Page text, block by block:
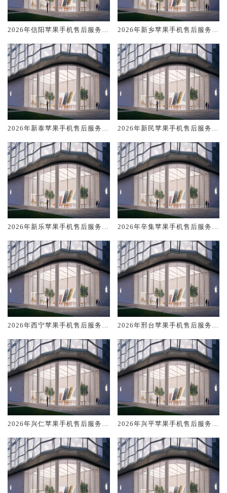
2026年信阳苹果手机售后服务维
排名对比知名
2026年新乡苹果手机售后服务维
排名对比知名
2026年新泰苹果手机售后服务维
排名对比知名
2026年新民苹果手机售后服务维
排名对比知名
2026年新乐苹果手机售后服务维
排名对比知名
2026年辛集苹果手机售后服务维
排名对比知名
2026年西宁苹果手机售后服务维
排名对比知名
2026年邢台苹果手机售后服务维
排名对比知名
2026年兴仁苹果手机售后服务维
排名对比知名
2026年兴平苹果手机售后服务维
排名对比知名